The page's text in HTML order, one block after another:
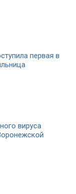
первая в
вируса